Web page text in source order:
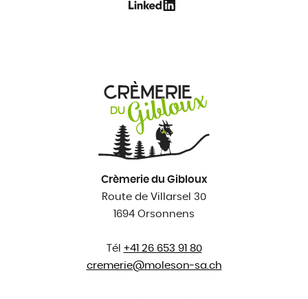
Crèmerie du Gibloux
Route de Villarsel 30
1694 Orsonnens
Tél +41 26 653 91 80
cremerie@moleson-sa.ch